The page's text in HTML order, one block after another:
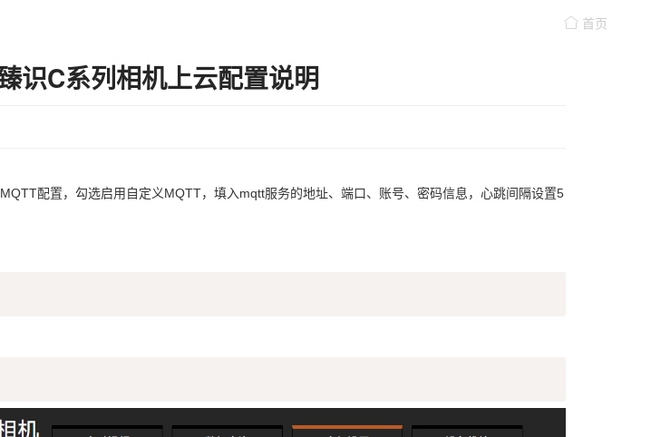
首页
识C系列相机上云配置说明
配置，勾选启用自定义MQTT，填入mqtt服务的地址、端口、账号、密码信息，心跳间隔设置5